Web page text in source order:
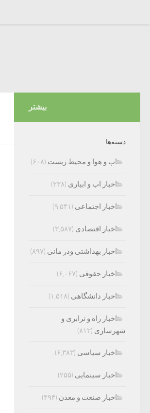
بیشتر
دسته‌ها
اب و هوا و محیط زیست (۶۰۸)
اخبار اب و ابیاری (۲۳۸)
اخبار اجتماعی (۹,۵۴۱)
اخبار اقتصادی (۳,۵۸۷)
اخبار بهداشتی ودر مانی (۸۹۷)
اخبار حقوقی (۶,۰۶۷)
اخبار دانشگاهی (۱,۵۱۸)
اخبار راه و ترابری و
شهرسازی (۸۱۲)
اخبار سیاسی (۶,۳۸۳)
اخبار سینمایی (۲۵۵)
اخبار صنعت و معدن (۴۹۴)